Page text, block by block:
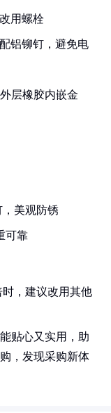
用螺栓
铝铆钉，避免电
层橡胶内嵌金
，美观防锈
可靠
，建议改用其他
贴心又实用，助
，发现采购新体